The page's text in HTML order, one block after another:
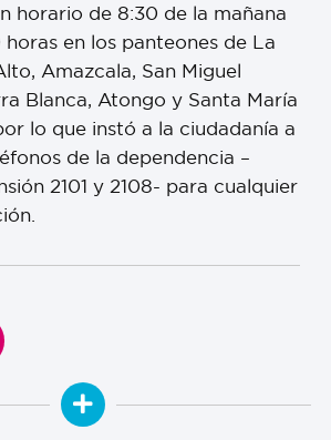
horario de 8:30 de la mañana
horas en los panteones de La
Amazcala, San Miguel
Blanca, Atongo y Santa María
lo que instó a la ciudadanía a
de la dependencia –
2101 y 2108- para cualquier